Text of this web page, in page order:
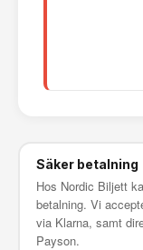
Säker betalning
Hos Nordic Biljett
betalning. Vi
via Klarna, samt
Payson.